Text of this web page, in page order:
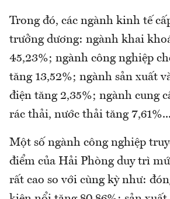
Trong đó, các ngành kinh tế
trưởng dương: ngành khai
45,23%; ngành công nghiệp
tăng 13,52%; ngành sản xuất
điện tăng 2,35%; ngành cung
rác thải, nước thải tăng 7,61%...
Một số ngành công nghiệp
điểm của Hải Phòng duy trì
rất cao so với cùng kỳ như: